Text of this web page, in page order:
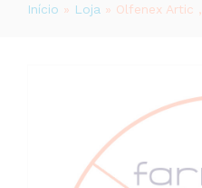
Início » Loja » Olfenex Artic